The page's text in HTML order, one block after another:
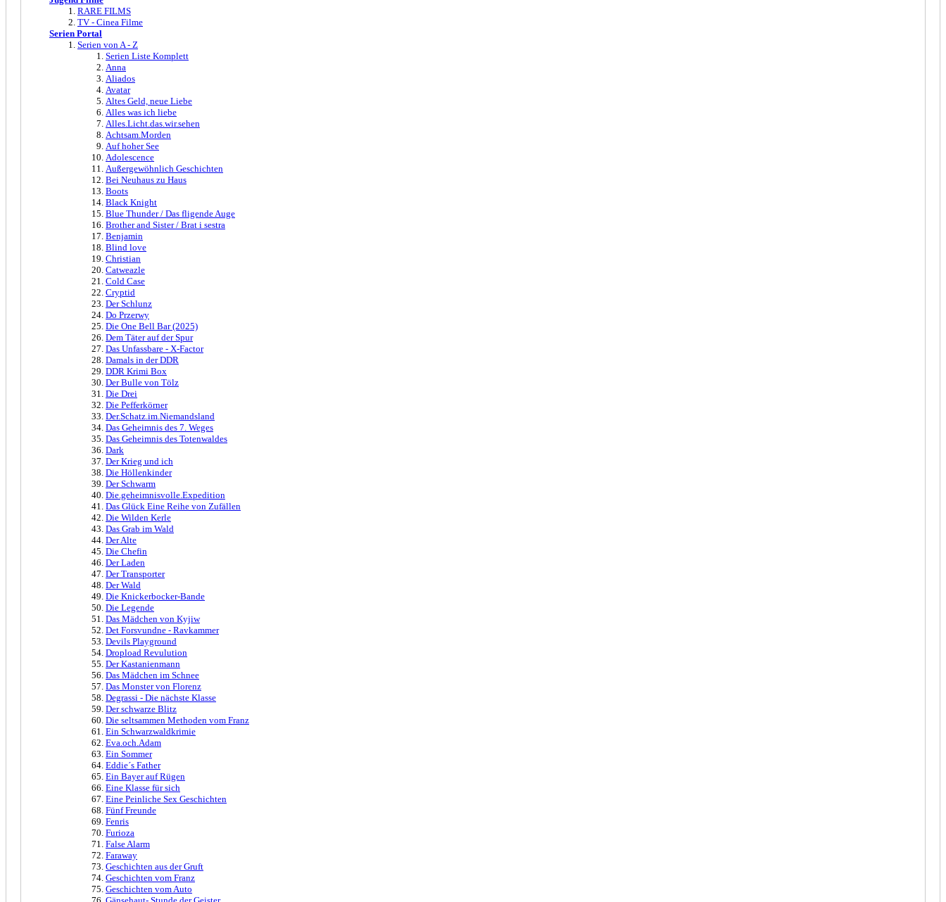
RARE FILMS
TV - Cinea Filme
Serien Portal
Serien von A - Z
Serien Liste Komplett
Anna
Aliados
Avatar
Altes Geld, neue Liebe
Alles was ich liebe
Alles.Licht.das.wir.sehen
Achtsam.Morden
Auf hoher See
Adolescence
Außergewöhnlich Geschichten
Bei Neuhaus zu Haus
Boots
Black Knight
Blue Thunder / Das fligende Auge
Brother and Sister / Brat i sestra
Benjamin
Blind love
Christian
Catweazle
Cold Case
Cryptid
Der Schlunz
Do Przerwy
Die One Bell Bar (2025)
Dem Täter auf der Spur
Das Unfassbare - X-Factor
Damals in der DDR
DDR Krimi Box
Der Bulle von Tölz
Die Drei
Die Pefferkörner
Der.Schatz.im.Niemandsland
Das Geheimnis des 7. Weges
Das Geheimnis des Totenwaldes
Dark
Der Krieg und ich
Die Höllenkinder
Der Schwarm
Die.geheimnisvolle.Expedition
Das Glück Eine Reihe von Zufällen
Die Wilden Kerle
Das Grab im Wald
Der Alte
Die Chefin
Der Laden
Der Transporter
Der Wald
Die Knickerbocker-Bande
Die Legende
Das Mädchen von Kyjiw
Det Forsvundne - Ravkammer
Devils Playground
Dropload Revulution
Der Kastanienmann
Das Mädchen im Schnee
Das Monster von Florenz
Degrassi - Die nächste Klasse
Der schwarze Blitz
Die seltsammen Methoden vom Franz
Ein Schwarzwaldkrimie
Eva.och.Adam
Ein Sommer
Eddie´s Father
Ein Bayer auf Rügen
Eine Klasse für sich
Eine Peinliche Sex Geschichten
Fünf Freunde
Fenris
Furioza
False Alarm
Faraway
Geschichten aus der Gruft
Geschichten vom Franz
Geschichten vom Auto